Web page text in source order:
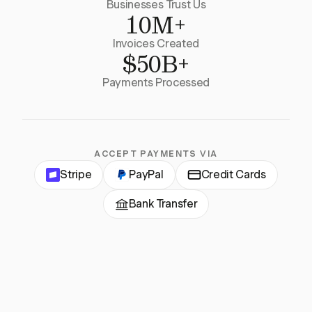
Businesses Trust Us
10M+
Invoices Created
$50B+
Payments Processed
ACCEPT PAYMENTS VIA
Stripe PayPal Credit Cards
Bank Transfer